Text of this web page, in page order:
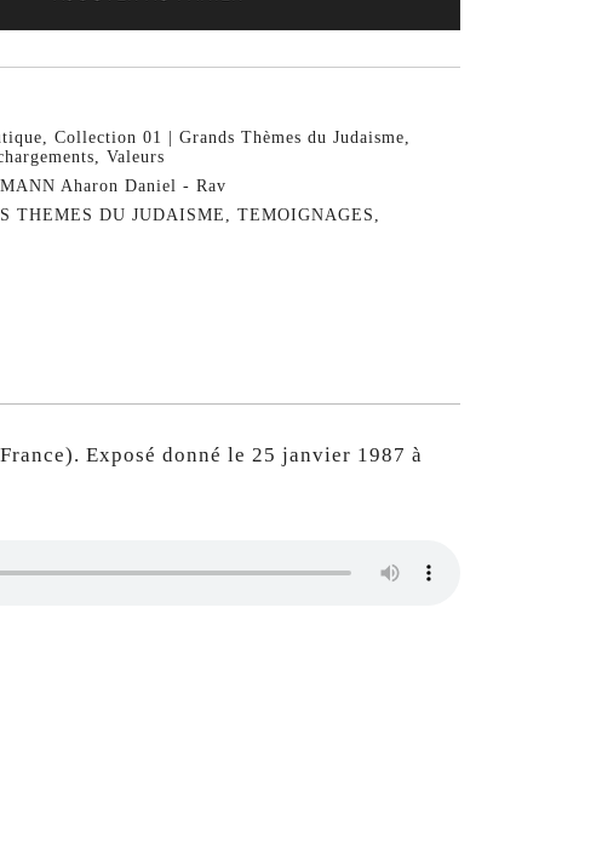
Collection 01 | Grands Thèmes du Judaisme
Valeurs
Aharon Daniel - Rav
THEMES DU JUDAISME TEMOIGNAGES
Exposé donné le 25 janvier 1987 à